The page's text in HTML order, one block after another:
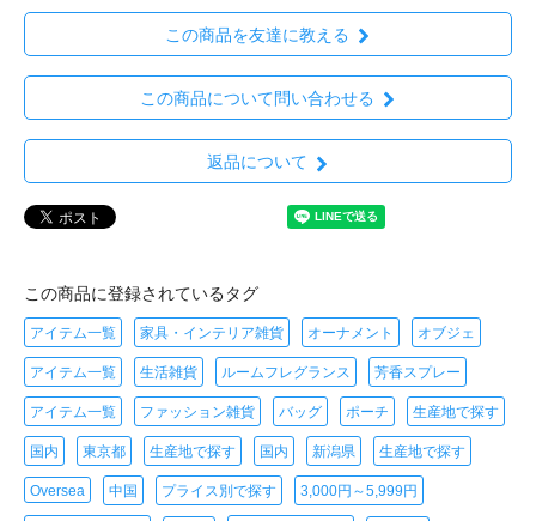
この商品を友達に教える
この商品について問い合わせる
返品について
この商品に登録されているタグ
アイテム一覧 家具・インテリア雑貨 オーナメント オブジェ
アイテム一覧 生活雑貨 ルームフレグランス 芳香スプレー
アイテム一覧 ファッション雑貨 バッグ ポーチ 生産地で探す
国内 東京都 生産地で探す 国内 新潟県 生産地で探す
Oversea 中国 プライス別で探す 3,000円～5,999円